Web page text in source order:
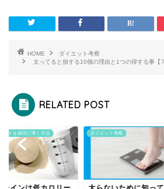
HOME
ダイエット考察
太ってると損する10個の理由と1つの得する事【
RELATED POST
ットを成功に導く方法 ダイエット考察